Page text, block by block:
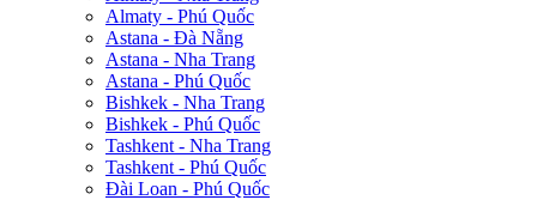
Almaty - Phú Quốc
Astana - Đà Nẵng
Astana - Nha Trang
Astana - Phú Quốc
Bishkek - Nha Trang
Bishkek - Phú Quốc
Tashkent - Nha Trang
Tashkent - Phú Quốc
Đài Loan - Phú Quốc